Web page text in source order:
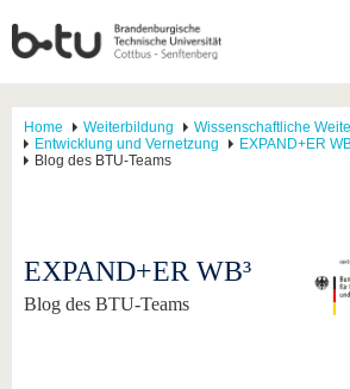
Home Weiterbildung
Wissenschaftliche
Entwicklung und Vernetzung
EXPAND+ER
Blog des BTU-Teams
EXPAND+ER WB³
Blog des BTU-Teams